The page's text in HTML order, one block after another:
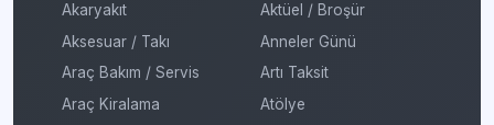
Akaryakıt
Aksesuar / Takı
Araç Bakım / Servis
Araç Kiralama
Aktüel / Broşür
Anneler Günü
Artı Taksit
Atölye